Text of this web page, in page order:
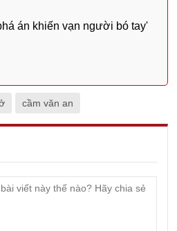
án khiến vạn người bó tay'
cầm văn an